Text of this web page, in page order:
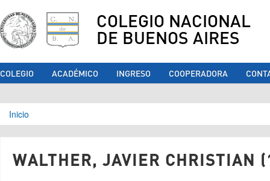
COLEGIO NACIONAL
DE BUENOS AIRES
COLEGIO ACADÉMICO INGRESO COOPERADORA
Se encuentra usted aquí
Inicio
WALTHER, JAVIER CHRISTIAN